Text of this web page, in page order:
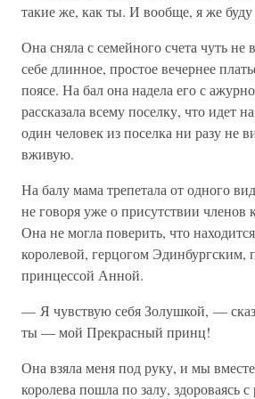
такие же, как ты. И вообще, я же буду
Она сняла с семейного счета чуть не
себе длинное, простое вечернее
поясе. На бал она надела его с
рассказала всему поселку, что идет
один человек из поселка ни разу не
вживую.
На балу мама трепетала от одного
не говоря уже о присутствии членов
Она не могла поверить, что
королевой, герцогом Эдинбургским,
принцессой Анной.
— Я чувствую себя Золушкой, —
ты — мой Прекрасный принц!
Она взяла меня под руку, и мы
королева пошла по залу, здороваясь